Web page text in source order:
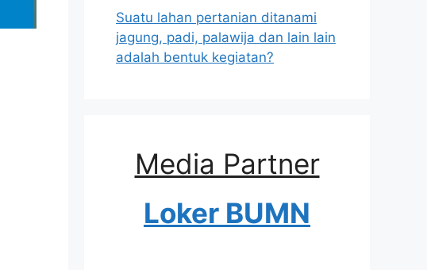
Suatu lahan pertanian ditanami
jagung, padi, palawija dan lain lain
adalah bentuk kegiatan?
Media Partner
Loker BUMN